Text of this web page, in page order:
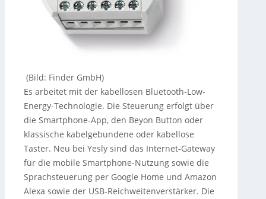
(Bild: Finder GmbH)
Es arbeitet mit der kabellosen Bluetooth-Low-
Energy-Technologie. Die Steuerung erfolgt über
die Smartphone-App, den Beyon Button oder
klassische kabelgebundene oder kabellose
Taster. Neu bei Yesly sind das Internet-Gateway
für die mobile Smartphone-Nutzung sowie die
Sprachsteuerung per Google Home und Amazon
Alexa sowie der USB-Reichweitenverstärker. Die